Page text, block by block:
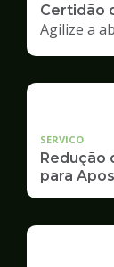
Certidão
Agilize a
SERVICO
Redução
para